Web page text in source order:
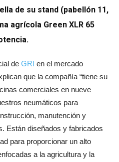
de su stand (pabellón 11,
agrícola Green XLR 65
de GRI en el mercado
que la compañía “tiene su
comerciales en nueve
neumáticos para
manutención y
Están diseñados y fabricados
para proporcionar un alto
a la agricultura y la